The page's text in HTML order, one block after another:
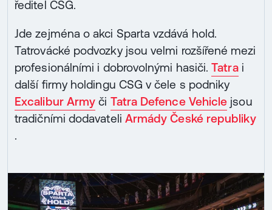
ředitel CSG.
Jde zejména o akci Sparta vzdává hold.
Tatrovácké podvozky jsou velmi rozšířené mezi
profesionálními i dobrovolnými hasiči.Tatrai
další firmy holdingu CSG v čele s podniky
Excalibur Army či Tatra Defence Vehicle jsou
tradičními dodavateli Armády České republiky
.